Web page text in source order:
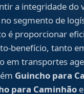
a integridade do
segmento de
é proporcionar
benefício, tanto
em transportes
Guincho para
para Caminhãoe